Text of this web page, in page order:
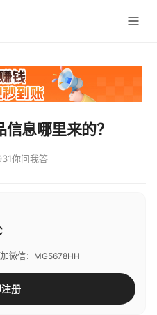
息哪里来的？
你问我答
微信：MG5678HH
册